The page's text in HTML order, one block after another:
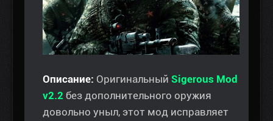
Описание: Оригинальный Sigerous Mod
v2.2 без дополнительного оружия
довольно уныл, этот мод исправляет